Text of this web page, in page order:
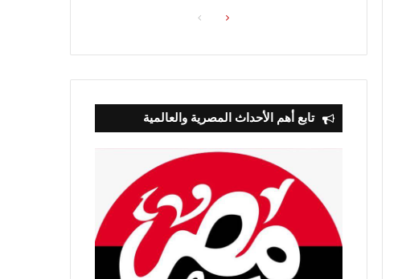
الصفحةالصفحة
تابع أهم الأحداث المصرية والعالمية